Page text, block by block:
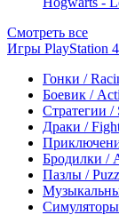
Смотреть все
Игры PlayStation 4
Гонки /
Боевик /
Стратегии /
Драки /
Бродилки /
Пазлы /